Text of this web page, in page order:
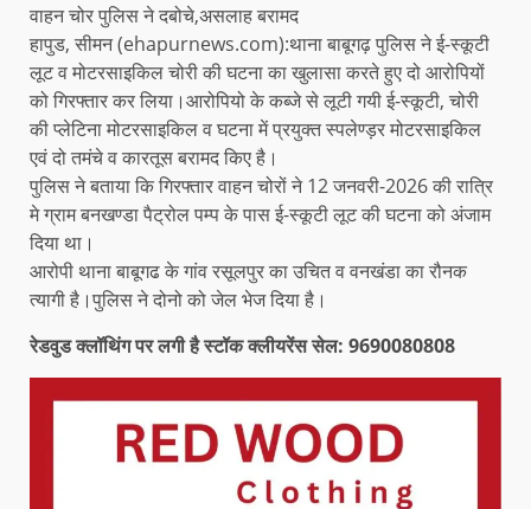
वाहन चोर पुलिस ने दबोचे,असलाह बरामद
हापुड, सीमन (ehapurnews.com):थाना बाबूगढ़ पुलिस ने ई-स्कूटी
लूट व मोटरसाइकिल चोरी की घटना का खुलासा करते हुए दो आरोपियों
को गिरफ्तार कर लिया।आरोपियो के कब्जे से लूटी गयी ई-स्कूटी, चोरी
की प्लेटिना मोटरसाइकिल व घटना में प्रयुक्त स्पलेण्ड़र मोटरसाइकिल
एवं दो तमंचे व कारतूस बरामद किए है।
पुलिस ने बताया कि गिरफ्तार वाहन चोरों ने 12 जनवरी-2026 की रात्रि
मे ग्राम बनखण्डा पैट्रोल पम्प के पास ई-स्कूटी लूट की घटना को अंजाम
दिया था।
आरोपी थाना बाबूगढ के गांव रसूलपुर का उचित व वनखंडा का रौनक
त्यागी है।पुलिस ने दोनो को जेल भेज दिया है।
रेडवुड क्लॉथिंग पर लगी है स्टॉक क्लीयरेंस सेल: 9690080808